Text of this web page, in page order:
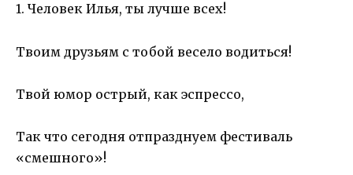
1. Человек Илья, ты лучше всех!
Твоим друзьям с тобой весело водиться!
Твой юмор острый, как эспрессо,
Так что сегодня отпразднуем фестиваль
«смешного»!